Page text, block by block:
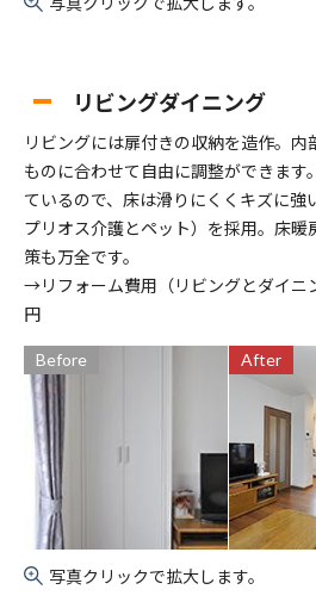
リビングダイニング
リビングには扉付きの収納を造作。内
ものに合わせて自由に調整ができます
ているので、床は滑りにくくキズに強
プリオス介護とペット）を採用。床
策も万全です。
→リフォーム費用（リビングとダイニ
円
Before After
写真クリックで拡大します。